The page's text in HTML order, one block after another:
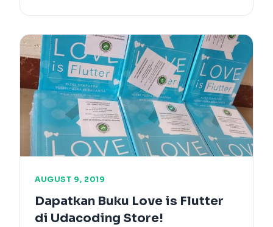
AUGUST 9, 2019
Dapatkan Buku Love is Flutter
di Udacoding Store!